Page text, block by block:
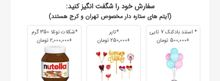
سفارش خود را شگفت انگیز کنید:
(آیتم های ستاره دار مخصوص تهران و کرج هستند)
* استند بادکنک 7 تایی
+500٬000 تومان
*تاپر
+250٬000 تومان
*شکلات نوتلا 350 گرم
+2٬000٬000 تومان